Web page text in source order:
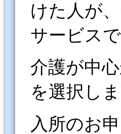
けた人が
サービスで
介護が中
を選択しま
入所のお